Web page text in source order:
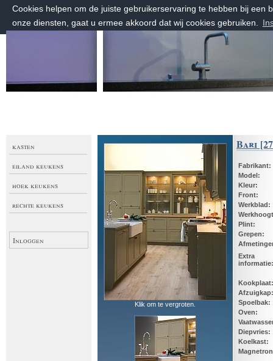
Cookies helpen om de juiste gebruikerservaring te hebben bij een
onze diensten, gaat u ermee akkoord dat wij cookies gebruiken.
kasten
eiland keukens
hoek keukens
rechte keukens
Inloggen
Klik om te vergroten.
Bari
Fabrikant:
Model:
Kleur:
Front:
Werkblad:
Plint:
Grepen:
Extra
informatie:
Spoelbak:
Oven:
Diepvries:
Koelkast: